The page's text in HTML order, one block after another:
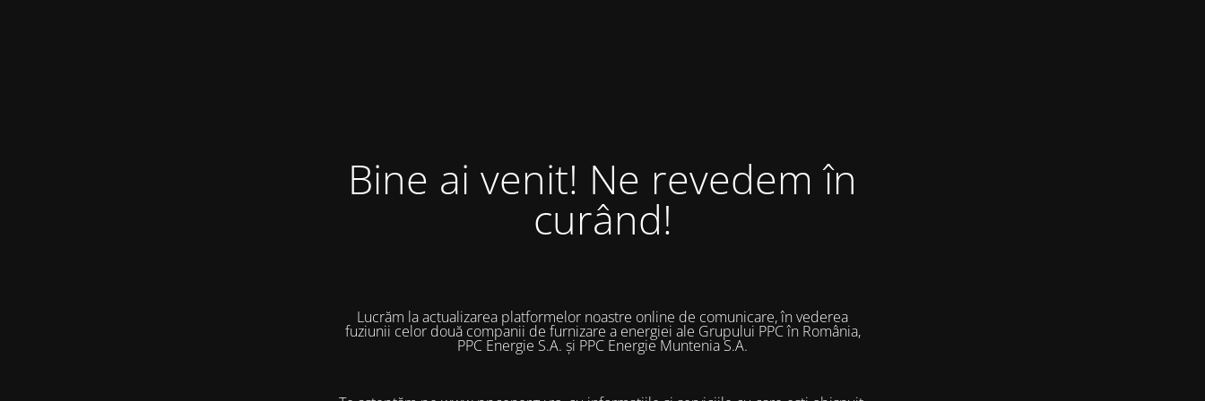
Bine ai venit! Ne revedem în
curând!
Lucrăm la actualizarea platformelor noastre online de comunicare, în vederea
fuziunii celor două companii de furnizare a energiei ale Grupului PPC în România,
PPC Energie S.A. și PPC Energie Muntenia S.A.